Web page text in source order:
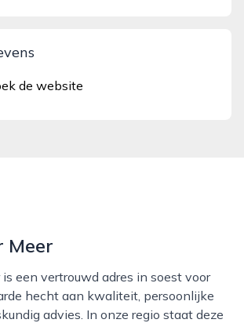
de website
Meer
hecht aan kwaliteit, persoonlijke
advies. In onze regio staat deze